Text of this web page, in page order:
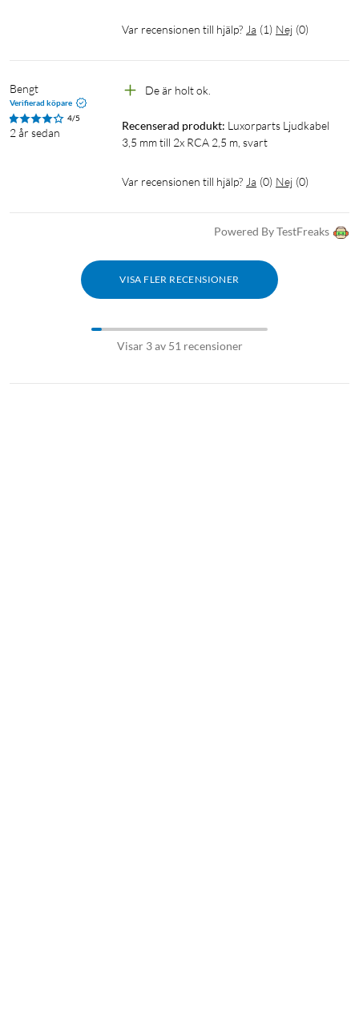
Var recensionen till hjälp? Ja (1) Nej (0)
Bengt
Verifierad köpare
4/5
2 år sedan
De är holt ok.
Recenserad produkt: Luxorparts Ljudkabel
3,5 mm till 2x RCA 2,5 m, svart
Var recensionen till hjälp? Ja (0) Nej (0)
Powered By TestFreaks
VISA FLER RECENSIONER
Visar 3 av 51 recensioner